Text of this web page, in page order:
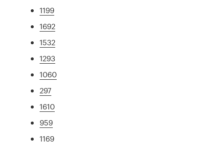
1199
1692
1532
1293
1060
297
1610
959
1169